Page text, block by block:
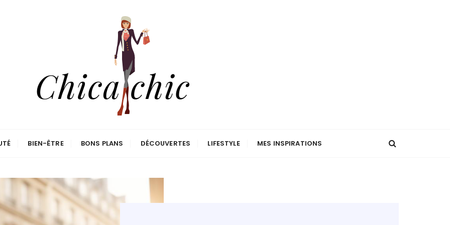
BIEN-ÊTRE BONS PLANS DÉCOUVERTES LIFESTYLE MES INSPIRATIONS